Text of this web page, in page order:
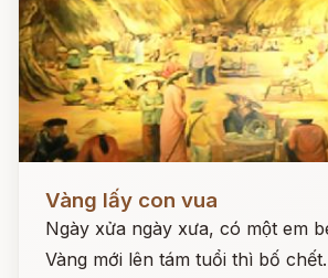
Vàng lấy con vua
Ngày xửa ngày xưa, có một em
Vàng mới lên tám tuổi thì bố